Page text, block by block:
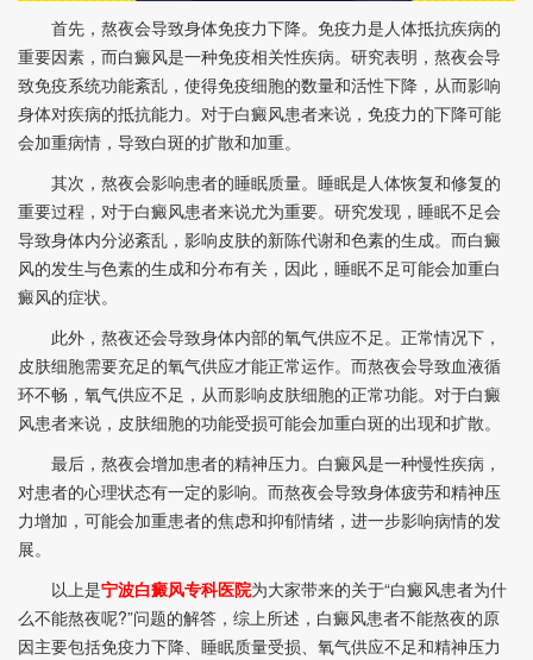
首先，熬夜会导致身体免疫力下降。免疫力是人体抵抗疾病的
重要因素，而白癜风是一种免疫相关性疾病。研究表明，熬夜会导
致免疫系统功能紊乱，使得免疫细胞的数量和活性下降，从而影响
身体对疾病的抵抗能力。对于白癜风患者来说，免疫力的下降可能
会加重病情，导致白斑的扩散和加重。
其次，熬夜会影响患者的睡眠质量。睡眠是人体恢复和修复的
重要过程，对于白癜风患者来说尤为重要。研究发现，睡眠不足会
导致身体内分泌紊乱，影响皮肤的新陈代谢和色素的生成。而白癜
风的发生与色素的生成和分布有关，因此，睡眠不足可能会加重白
癜风的症状。
此外，熬夜还会导致身体内部的氧气供应不足。正常情况下，
皮肤细胞需要充足的氧气供应才能正常运作。而熬夜会导致血液循
环不畅，氧气供应不足，从而影响皮肤细胞的正常功能。对于白癜
风患者来说，皮肤细胞的功能受损可能会加重白斑的出现和扩散。
最后，熬夜会增加患者的精神压力。白癜风是一种慢性疾病，
对患者的心理状态有一定的影响。而熬夜会导致身体疲劳和精神压
力增加，可能会加重患者的焦虑和抑郁情绪，进一步影响病情的发
展。
以上是宁波白癜风专科医院为大家带来的关于“白癜风患者为什
么不能熬夜呢?”问题的解答，综上所述，白癜风患者不能熬夜的原
因主要包括免疫力下降、睡眠质量受损、氧气供应不足和精神压力